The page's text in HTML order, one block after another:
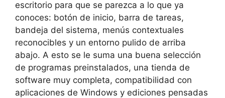
escritorio para que se parezca a lo que ya
conoces: botón de inicio, barra de tareas,
bandeja del sistema, menús contextuales
reconocibles y un entorno pulido de arriba
abajo. A esto se le suma una buena selección
de programas preinstalados, una tienda de
software muy completa, compatibilidad con
aplicaciones de Windows y ediciones pensadas